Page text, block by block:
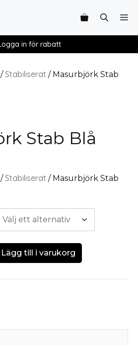
in för rabatt
/Stabiliserat / Masurbjörk Stab
Stab Blå
/Stabiliserat / Masurbjörk Stab
Lägg till i varukorg